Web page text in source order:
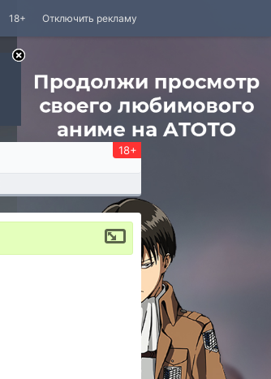
Отключить рекламу
18+
18+